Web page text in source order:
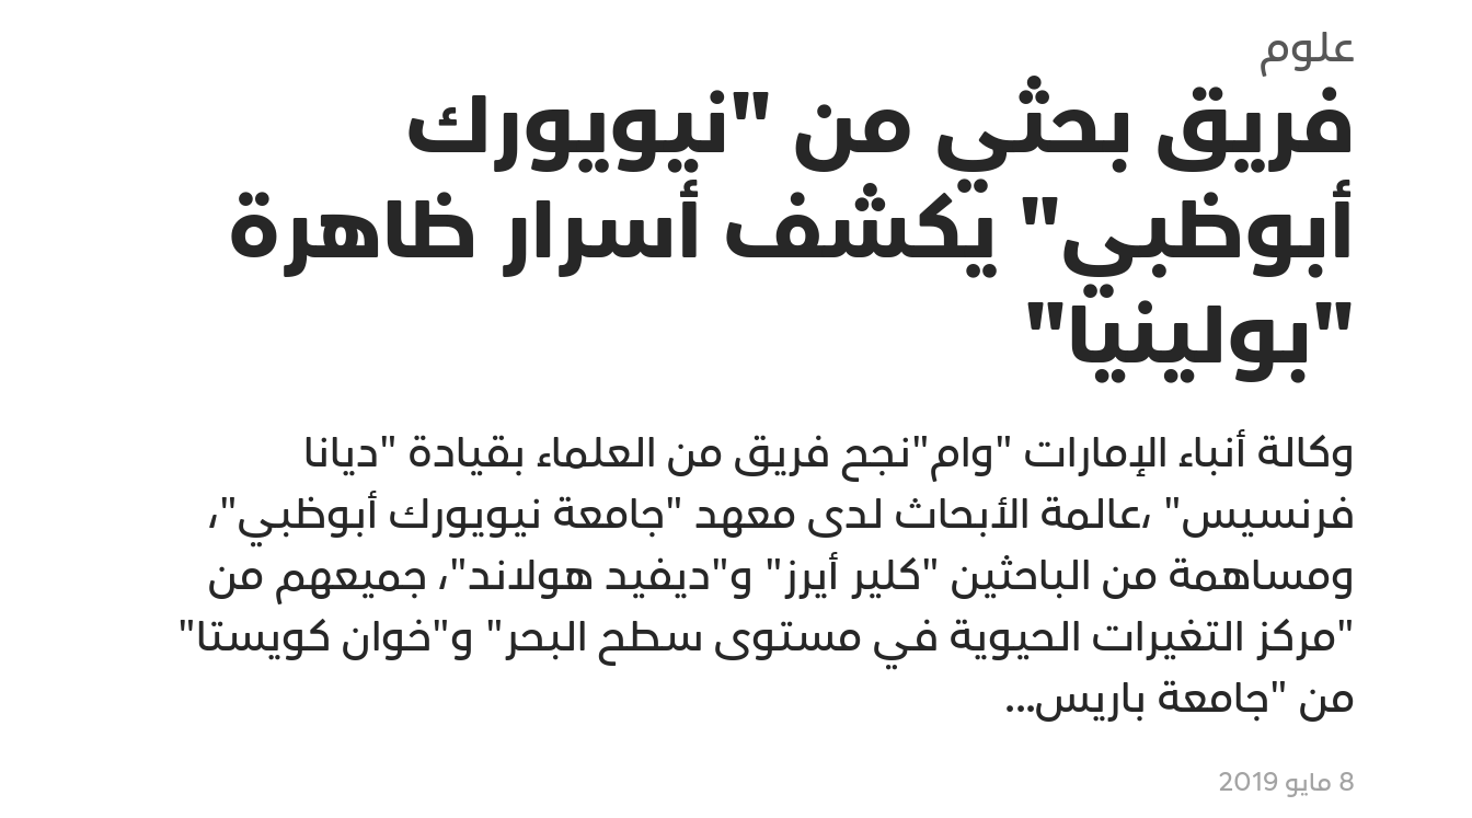
علوم
فريق بحثي من "نيويورك
أبوظبي" يكشف أسرار ظاهرة
"بولينيا"
وكالة أنباء الإمارات "وام"نجح فريق من العلماء بقيادة "ديانا
فرنسيس" ،عالمة الأبحاث لدى معهد "جامعة نيويورك أبوظبي"،
ومساهمة من الباحثين "كلير أيرز" و"ديفيد هولاند"، جميعهم من
"مركز التغيرات الحيوية في مستوى سطح البحر" و"خوان كويستا"
من "جامعة باريس...
8 مايو 2019